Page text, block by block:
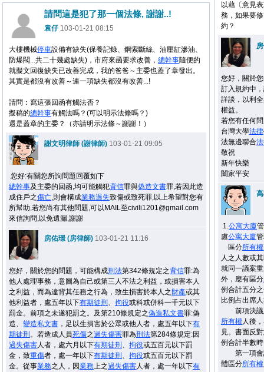
以藉〔意見
務，如果要
約？
您好，關於
訂入規約中
詳談，以利
權益。
若您有任何
台灣大學法律
法無邊聯合
敬祝
新年快樂
闔家平安
1.公寓大廈
慮公寓大廈
區分所有權
人之人數或
就同一議案
外，應有區分
例合計五分
比例占出席
前項決議
所有權人後
見。書面反
例合計半數
第一項會
體區分所有權
請問這是犯了那一個法條, 謝謝..!
袁仔103-01-21 08:15
大樓機械停車設備有缺失(保養記錄、鋼索斷絲、油壓缸滲油、
防爆閥...共二十幾處缺失)，市府來函要求改善， 總幹事隨便的
就擬文回復缺失已改善完成，我的爸爸～主委也蓋了章發出。
其實是都沒有改善～連一項缺失都沒有改善...!
請問：寫這張回函有觸法否？
擬稿的總幹事有觸法嗎？(可以明示法條嗎？)
還是蓋章的主委？（亦請明示法條～謝謝！）
謝文明律師 (謝律師) 103-01-21 09:05
您好:有關您所詢問題回覆如下
總幹事及主委的回函,均可能觸犯背信罪與偽造文書罪,若因此造
成住戶之傷亡,則會構成業務過失致傷或致死罪,以上希望對您有
所幫助,若您尚有其他問題,可以MAIL至civili1201@gmail.com
來信詢問,以免遺漏,謝謝
房佑璟 (房律師) 103-01-21 11:16
您好，關於您的問題，可能構成刑法第342條規定之背信罪:為
他人處理事務，意圖為自己或第三人不法之利益，或損害本人
之利益，而為違背其任務之行為，致生損害於本人之財產或其
他利益者，處五年以下有期徒刑 、 拘役或科或併科一千元以下
罰金。前項之未遂犯罰之。及第210條規定之偽造私文書罪:偽
造、 變造私文書 ，足以生損害於公眾或他人者，處五年以下有
期徒刑 。若造成人員死傷之過失傷害罪為刑法第284條規定:因
過失傷害人者，處六月以下有期徒刑 、 拘役或五百元以下罰
金，致重傷者，處一年以下有期徒刑 、 拘役或五百元以下罰
金。從事業務之人，因業務上之過失傷害人者，處一年以下有